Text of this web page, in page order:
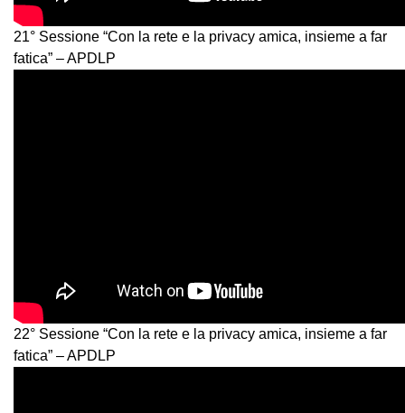
21° Sessione “Con la rete e la privacy amica, insieme a far
fatica” – APDLP
22° Sessione “Con la rete e la privacy amica, insieme a far
fatica” – APDLP